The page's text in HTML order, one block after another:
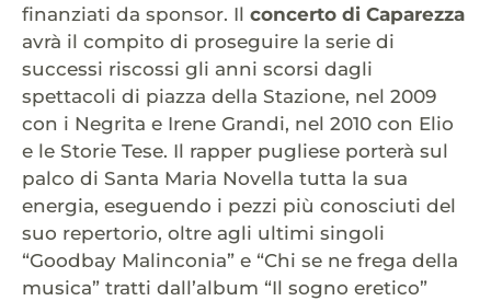
finanziati da sponsor. Il concerto di Caparezza
avrà il compito di proseguire la serie di
successi riscossi gli anni scorsi dagli
spettacoli di piazza della Stazione, nel 2009
con i Negrita e Irene Grandi, nel 2010 con Elio
e le Storie Tese. Il rapper pugliese porterà sul
palco di Santa Maria Novella tutta la sua
energia, eseguendo i pezzi più conosciuti del
suo repertorio, oltre agli ultimi singoli
“Goodbay Malinconia” e “Chi se ne frega della
musica” tratti dall’album “Il sogno eretico”